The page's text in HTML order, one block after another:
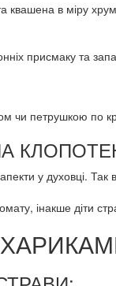
квашена в міру
присмаку та
чи петрушкою по
у духовці. Так
інакше діти